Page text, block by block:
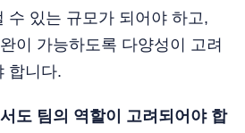
수 있는 규모가 되어야 하고,
이 가능하도록 다양성이 고려
합니다.
도 팀의 역할이 고려되어야 합